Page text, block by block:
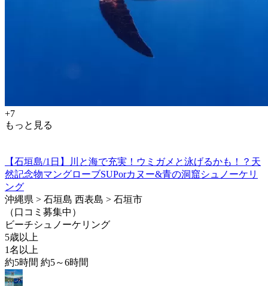
+7
もっと見る
【石垣島/1日】川と海で充実！ウミガメと泳げるかも！？天
然記念物マングローブSUPorカヌー&青の洞窟シュノーケリ
ング
沖縄県 > 石垣島 西表島 > 石垣市
（口コミ募集中）
ビーチシュノーケリング
5歳以上
1名以上
約5時間 約5～6時間